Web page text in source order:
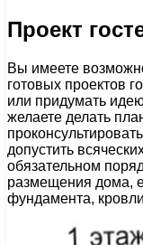
Проект
Вы имеете
готовых проектов
или придумать
желаете делать
допустить
обязательном
размещения дома,
фундамента,